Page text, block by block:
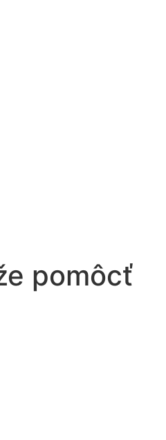
pomôcť